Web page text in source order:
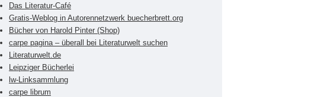
Das Literatur-Café
Gratis-Weblog in Autorennetzwerk buecherbrett.org
Bücher von Harold Pinter (Shop)
carpe pagina – überall bei Literaturwelt suchen
Literaturwelt.de
Leipziger Bücherlei
lw-Linksammlung
carpe librum